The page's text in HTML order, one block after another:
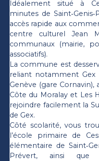
Idéalement situé à
minutes de
accès rapide aux
centre culturel Jean
communaux (mairie,
associatifs).
La commune est
reliant notamment
Genève (gare Cornavin),
Côte du Moralay et Les
rejoindre facilement la
de Gex.
Côté scolarité, vous
l’école primaire de
élémentaire de
Prévert, ainsi que